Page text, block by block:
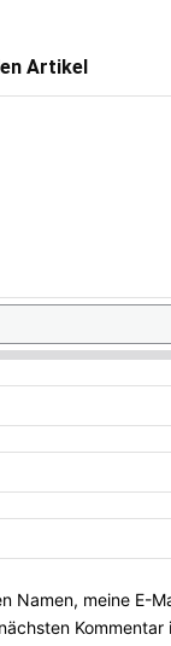
Artikel
Namen, meine E-
Kommentar